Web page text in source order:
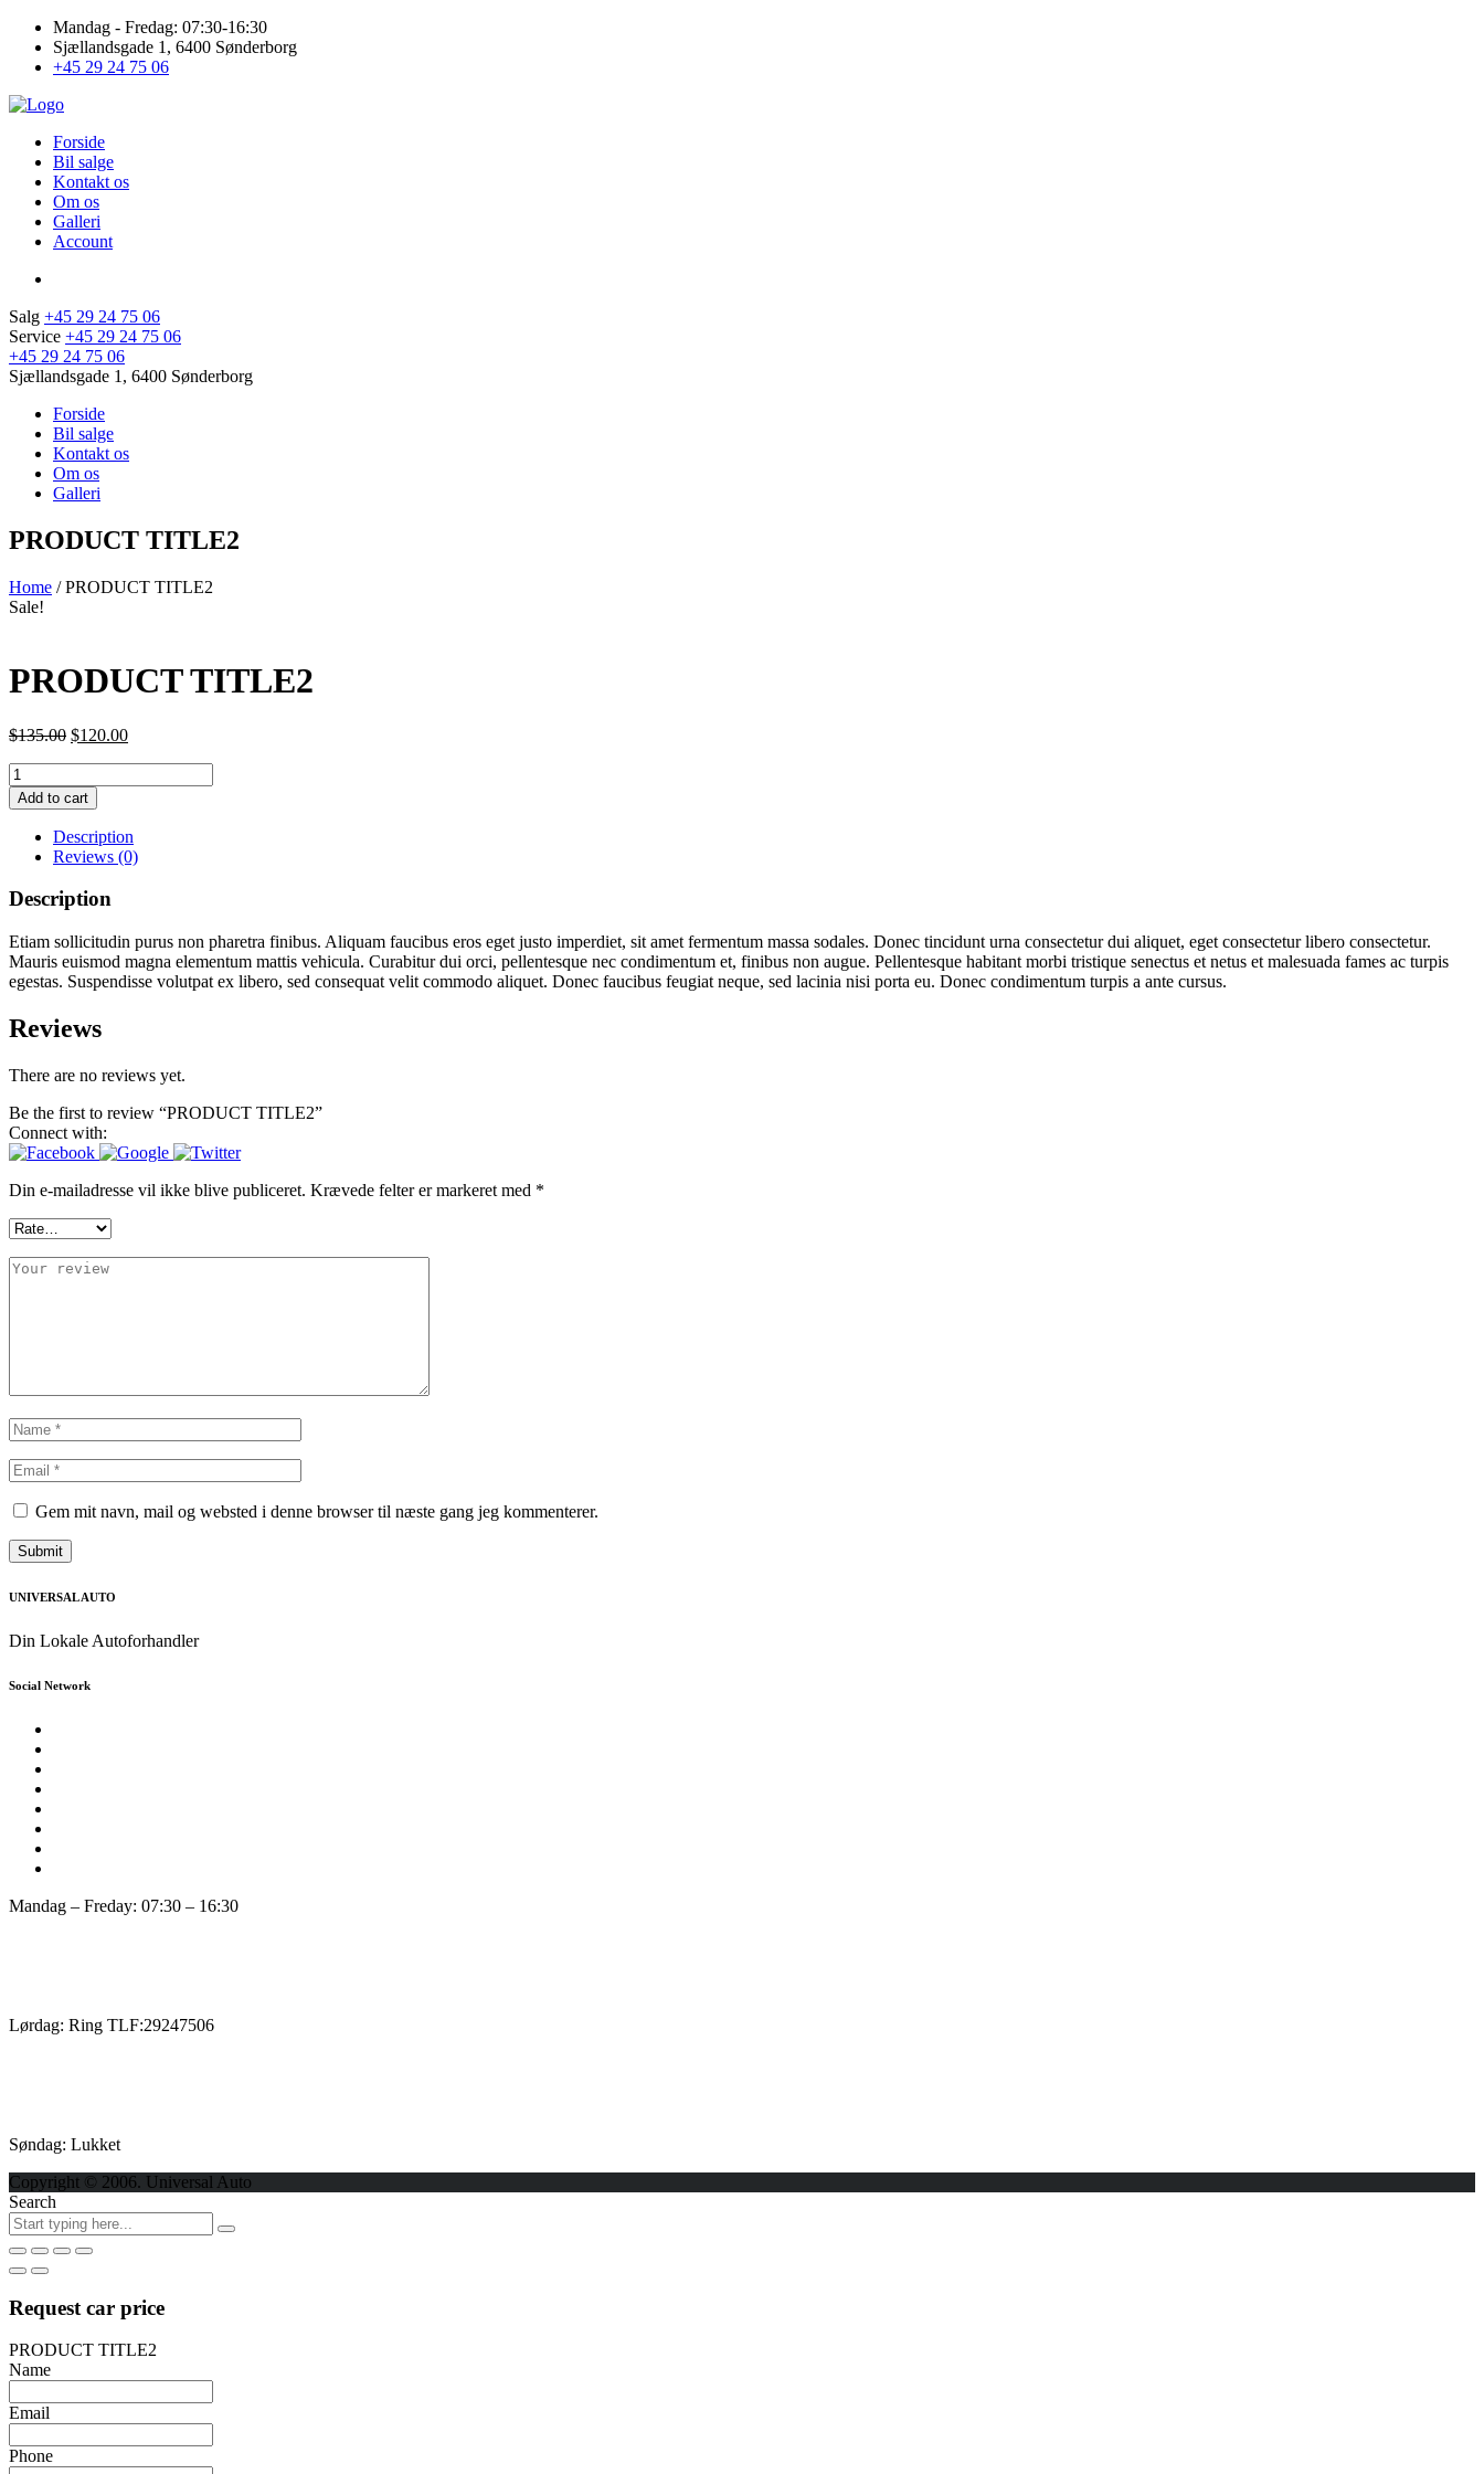
Mandag - Fredag: 07:30-16:30
Sjællandsgade 1, 6400 Sønderborg
+45 29 24 75 06
Forside
Bil salge
Kontakt os
Om os
Galleri
Account
Salg +45 29 24 75 06
Service +45 29 24 75 06
+45 29 24 75 06
Sjællandsgade 1, 6400 Sønderborg
Forside
Bil salge
Kontakt os
Om os
Galleri
PRODUCT TITLE2
Home / PRODUCT TITLE2
Sale!
PRODUCT TITLE2
$135.00 Original
$135.00.
$120.00Current
Quantity
Add to cart
Description
Reviews (0)
Description
Etiam sollicitudin purus non pharetra finibus. Aliquam faucibus eros eget justo imperdiet, sit amet fermentum massa sodales. Donec tincidunt urna consectetur dui aliquet, eget consectetur libero consectetur.
Mauris euismod magna elementum mattis vehicula. Curabitur dui orci, pellentesque nec condimentum et, finibus non augue. Pellentesque habitant morbi tristique senectus et netus et malesuada fames ac turpis
egestas. Suspendisse volutpat ex libero, sed consequat velit commodo aliquet. Donec faucibus feugiat neque, sed lacinia nisi porta eu. Donec condimentum turpis a ante cursus.
Reviews
There are no reviews yet.
Be the first to review “PRODUCT TITLE2”
Connect with:
Din e-mailadresse vil ikke blive publiceret. Krævede felter er markeret med *
Gem mit navn, mail og websted i denne browser til næste gang jeg kommenterer.
UNIVERSAL AUTO
Din Lokale Autoforhandler
Social Network
Mandag – Freday: 07:30 – 16:30
Lørdag: Ring TLF:29247506
Søndag: Lukket
Copyright © 2006. Universal Auto
Search
Request car price
PRODUCT TITLE2
Name
Email
Phone